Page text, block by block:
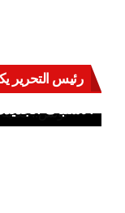
رئيس التحرير
حرب على
الاشتباك الجديدة